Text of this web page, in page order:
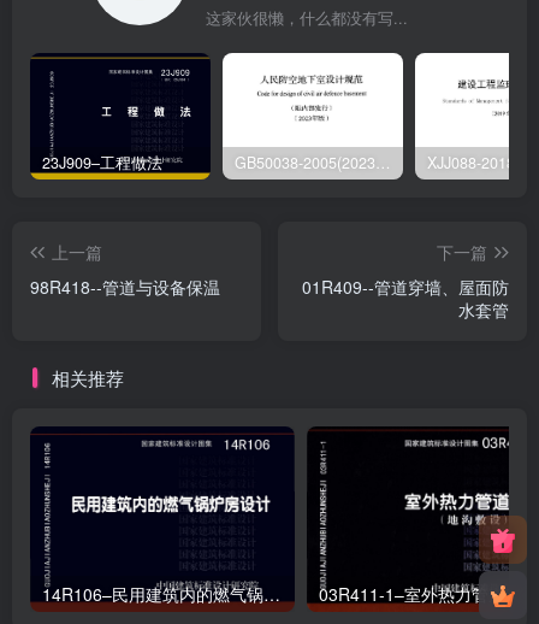
这家伙很懒，什么都没有写...
23J909–工程做法 GB50038-2005(2023版)–人民防空地下室设计规范
上一篇
98R418--管道与设备保温
下一篇
01R409--管道穿墙、屋面防
水套管
相关推荐
14R106–民用建筑内的燃气锅炉房设计